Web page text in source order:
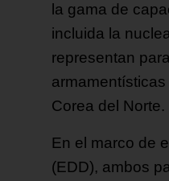
la gama de
incluida la
representan
Corea del Norte.
En el marco de
(EDD), ambos